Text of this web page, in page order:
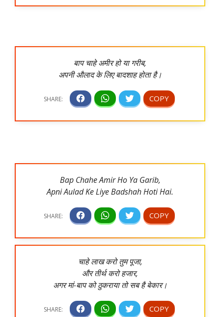
बाप चाहे अमीर हो या गरीब,
अपनी औलाद के लिए बादशाह होता है।
Bap Chahe Amir Ho Ya Garib,
Apni Aulad Ke Liye Badshah Hoti Hai.
चाहे लाख करो तुम पूजा,
और तीर्थ करो हजार,
अगर मां-बाप को ठुकराया तो सब है बेकार।